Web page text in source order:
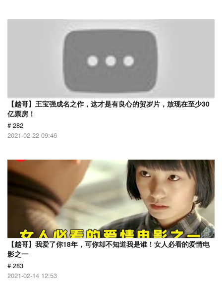
【越哥】王宝强成名之作，这才是有良心的贺岁片，放现在至少30
亿票房！
# 282
2021-02-22 09:46
【越哥】我爱了你18年，可你却不知道我是谁！女人必看的爱情电
影之一
# 283
2021-02-14 12:53